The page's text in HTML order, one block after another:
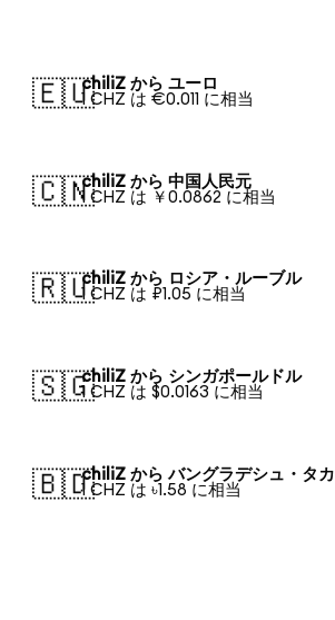
🇪🇺chiliZ から ユーロ
1 CHZ は €0.011 に相当
🇨🇳chiliZ から 中国人民元
1 CHZ は ￥0.0862 に相当
🇷🇺chiliZ から ロシア・ルーブル
1 CHZ は ₽1.05 に相当
🇸🇬chiliZ から シンガポールドル
1 CHZ は $0.0163 に相当
🇧🇩chiliZ から バングラデシュ・タカ
1 CHZ は ৳1.58 に相当